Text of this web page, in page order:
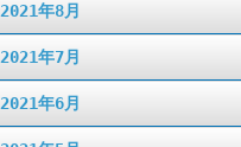
2021年8月
2021年7月
2021年6月